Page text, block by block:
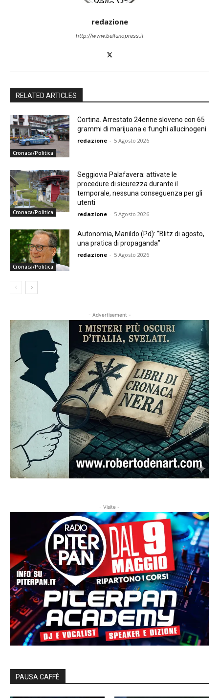
redazione
http://www.bellunopress.it
RELATED ARTICLES
Cronaca/Politica
Cortina. Arrestato 24enne sloveno con 65
grammi di marijuana e funghi allucinogeni
redazione - 5 Agosto 2026
Cronaca/Politica
Seggiovia Palafavera: attivate le
procedure di sicurezza durante il
temporale, nessuna conseguenza per gli
utenti
redazione - 5 Agosto 2026
Cronaca/Politica
Autonomia, Manildo (Pd): “Blitz di agosto,
una pratica di propaganda”
redazione - 5 Agosto 2026
- Advertisement -
- Visite -
PAUSA CAFFÈ